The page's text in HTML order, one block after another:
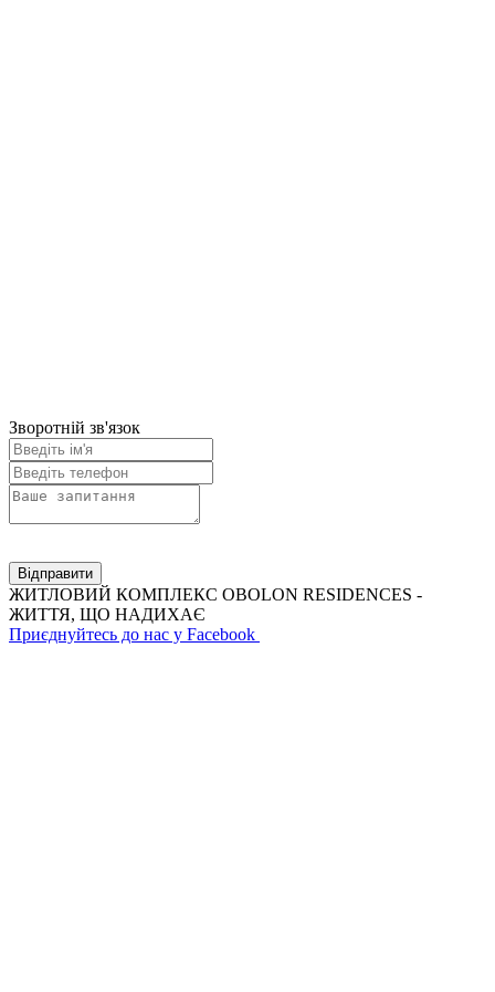
Зворотній зв'язок
Відправити
ЖИТЛОВИЙ КОМПЛЕКС OBOLON RESIDENCES -
ЖИТТЯ, ЩО НАДИХАЄ
Приєднуйтесь до нас у Facebook